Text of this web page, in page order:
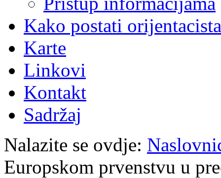
Kako postati
Karte
Linkovi
Kontakt
Sadržaj
Nalazite se ovdje:
Europskom prvenstvu u